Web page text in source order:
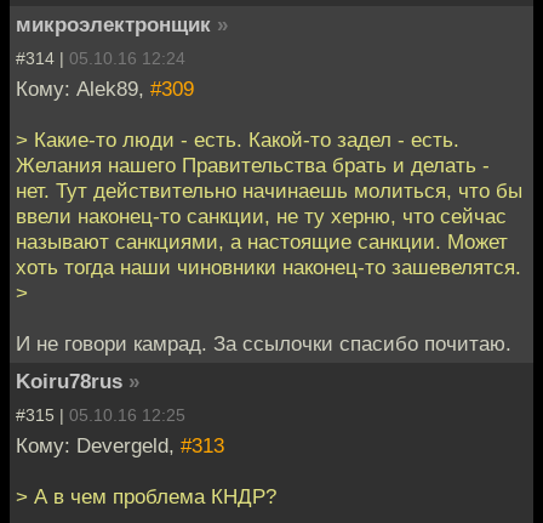
микроэлектронщик »
#314 | 05.10.16 12:24
Кому: Alek89, #309
> Какие-то люди - есть. Какой-то задел - есть.
Желания нашего Правительства брать и делать -
нет. Тут действительно начинаешь молиться, что бы
ввели наконец-то санкции, не ту херню, что сейчас
называют санкциями, а настоящие санкции. Может
хоть тогда наши чиновники наконец-то зашевелятся.
>
И не говори камрад. За ссылочки спасибо почитаю.
Koiru78rus »
#315 | 05.10.16 12:25
Кому: Devergeld, #313
> А в чем проблема КНДР?